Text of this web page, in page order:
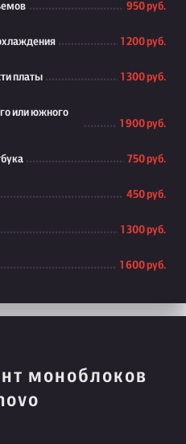
950 руб.
1 200 руб.
платы 1 300 руб.
или южного
1 900 руб.
750 руб.
450 руб.
1 300 руб.
1 600 руб.
моноблоков